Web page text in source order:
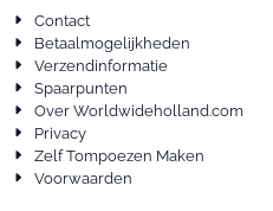
Contact
Betaalmogelijkheden
Verzendinformatie
Spaarpunten
Over Worldwideholland.com
Privacy
Zelf Tompoezen Maken
Voorwaarden